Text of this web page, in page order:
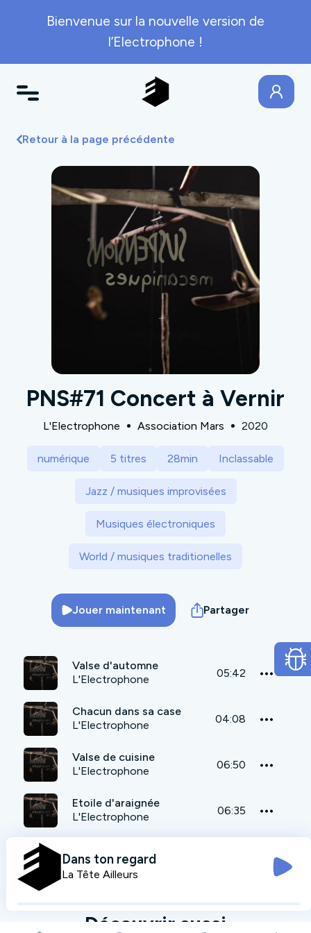
Bienvenue sur la nouvelle version de
l’Electrophone !
Retour à la page précédente
PNS#71 Concert à Vernir
L'Electrophone Association Mars 2020
numérique 5 titres 28min Inclassable
Jazz / musiques improvisées
Musiques électroniques
World / musiques traditionelles
Jouer maintenant Partager
Valse d'automne
L'Electrophone
05:42
Chacun dans sa case
L'Electrophone
04:08
Valse de cuisine
L'Electrophone
06:50
Etoile d'araignée
L'Electrophone
06:35
L'Electrophone
Découvrir aussi
Dans ton regard
La Tête Ailleurs